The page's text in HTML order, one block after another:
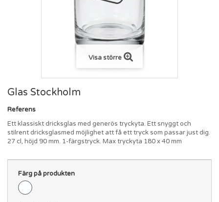
Visa större
Glas Stockholm
Referens
Ett klassiskt dricksglas med generös tryckyta. Ett snyggt och
stilrent dricksglasmed möjlighet att få ett tryck som passar just dig.
27 cl, höjd 90 mm. 1-färgstryck. Max tryckyta 180 x 40 mm
Färg på produkten